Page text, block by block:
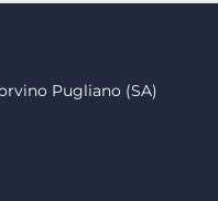
Pugliano (SA)